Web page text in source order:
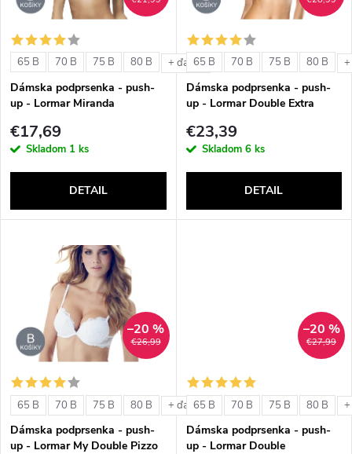
i
e
p
r
d
t
o
v
i
s
p
r
o
d
t
o
v
65 B 70 B 75 B 80 B + ďalšie
Dámska podprsenka - push-
up - Lormar Miranda
€17,69
Skladom 1 ks
DETAIL
65 B 70 B 75 B 80 B
Dámska podprsenka - push-
up - Lormar Double Extra
€23,39
Skladom 6 ks
DETAIL
€26,99
–20 %
65 B 70 B 75 B 80 B + ďalšie
Dámska podprsenka - push-
up - Lormar My Double Pizzo
€27,99
–20 %
65 B 70 B 75 B 80 B
Dámska podprsenka - push-
up - Lormar Double